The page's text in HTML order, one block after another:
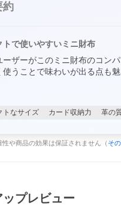
約
トで使いやすいミニ財布
ーザーがこのミニ財布のコン
使うことで味わいが出る点も魅
トなサイズ カード収納力 革の
性や商品の効果は保証されません（ そ
ップレビュー